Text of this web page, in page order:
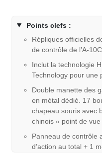
Points clefs :
Répliques officielles
de contrôle de l’A-
Inclut la technologie
Technology pour une
Double manette des
en métal dédié. 17
chapeau souris avec
chinois « point de vue
Panneau de contrôle
d’action au total + 1